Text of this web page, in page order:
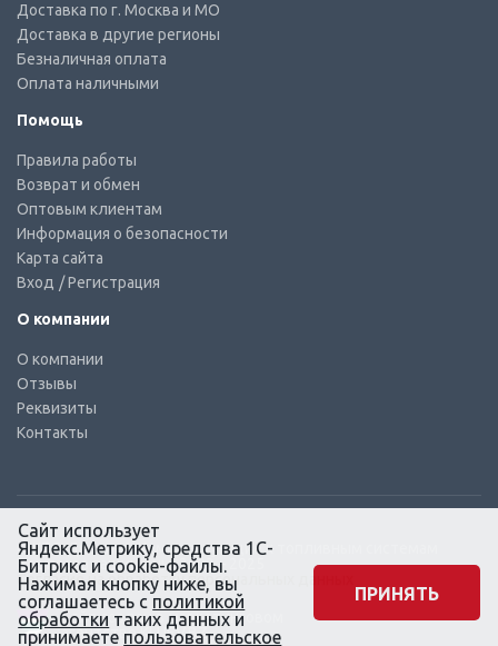
Доставка по г. Москва и МО
Доставка в другие регионы
Безналичная оплата
Оплата наличными
Помощь
Правила работы
Возврат и обмен
Оптовым клиентам
Информация о безопасности
Карта сайта
Вход / Регистрация
О компании
О компании
Отзывы
Реквизиты
Контакты
© КТС-Дизель – Комплектующие к топливным системам
Все права защищены, 2003 – 2025
Согласие на обработку персональных данных
Сайт создан в маркетинговом
агентстве KLUEV.BZ
Сайт использует
Яндекс.Метрику, средства 1С-
Битрикс и cookie-файлы.
Нажимая кнопку ниже, вы
соглашаетесь с политикой
обработки таких данных и
принимаете пользовательское
ПРИНЯТЬ